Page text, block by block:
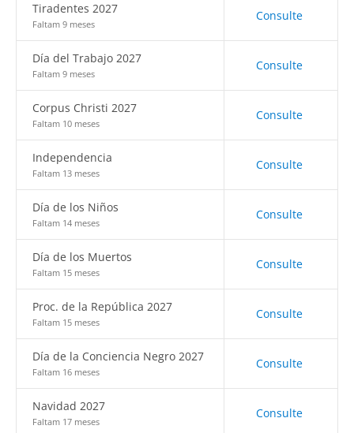
Tiradentes 2027
Faltam 9 meses
Consulte
Día del Trabajo 2027
Faltam 9 meses
Consulte
Corpus Christi 2027
Faltam 10 meses
Consulte
Independencia
Faltam 13 meses
Consulte
Día de los Niños
Faltam 14 meses
Consulte
Día de los Muertos
Faltam 15 meses
Consulte
Proc. de la República 2027
Faltam 15 meses
Consulte
Día de la Conciencia Negro 2027
Faltam 16 meses
Consulte
Navidad 2027
Faltam 17 meses
Consulte